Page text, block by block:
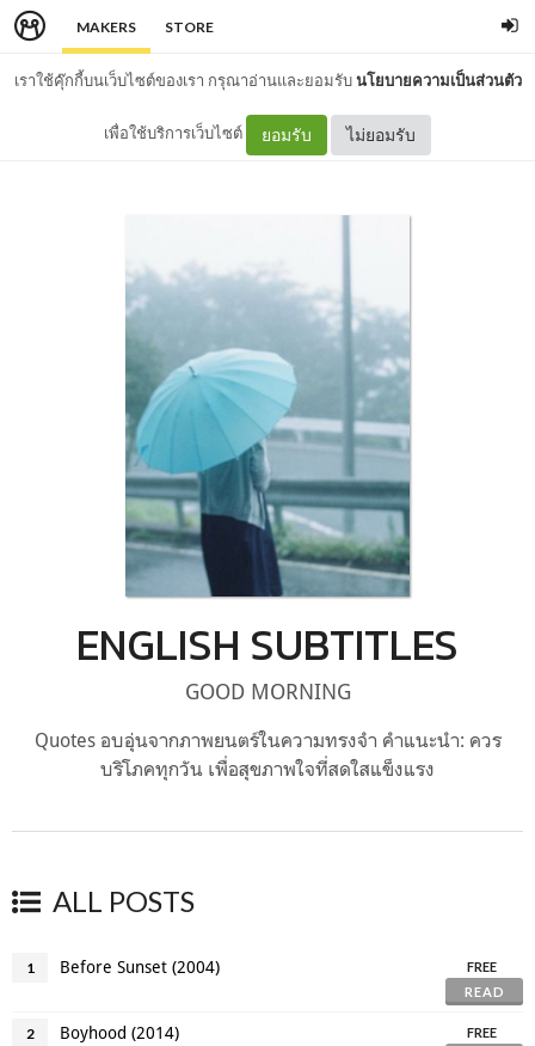
MAKERS STORE
เราใช้คุ๊กกี้บนเว็บไซต์ของเรา กรุณาอ่านและยอมรับนโยบายความเป็นส่วนตัว
เพื่อใช้บริการเว็บไซต์ ยอมรับ ไม่ยอมรับ
ENGLISH SUBTITLES
GOOD MORNING
Quotes อบอุ่นจากภาพยนตร์ในความทรงจำ คำแนะนำ: ควร
บริโภคทุกวัน เพื่อสุขภาพใจที่สดใสแข็งแรง
ALL POSTS
1 Before Sunset (2004)
FREE
READ
2 Boyhood (2014)
FREE